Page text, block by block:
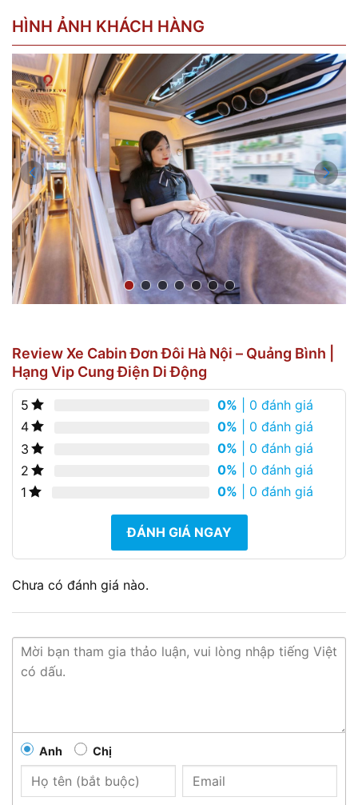
HÌNH ẢNH KHÁCH HÀNG
Review Xe Cabin Đơn Đôi Hà Nội – Quảng Bình |
Hạng Vip Cung Điện Di Động
5 0% | 0 đánh giá
4
0% | 0 đánh giá
3
0% | 0 đánh giá
2
0% | 0 đánh giá
1
0% | 0 đánh giá
ĐÁNH GIÁ NGAY
Chưa có đánh giá nào.
Anh Chị